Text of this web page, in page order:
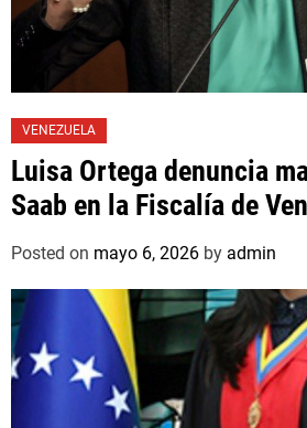
VENEZUELA
Luisa Ortega denuncia
Saab en la Fiscalía de
Posted on mayo 6, 2026 by admin